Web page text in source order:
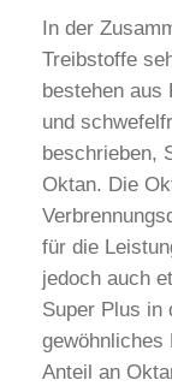
In der
Treibstoffe
bestehen aus
und
beschrieben,
Oktan. Die
für die
jedoch auch
Super Plus in
gewöhnliches
Anteil an